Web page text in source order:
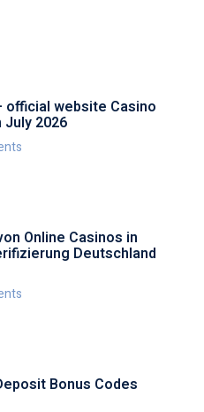
official website Casino
2026
Online Casinos in
Deutschland
Bonus Codes